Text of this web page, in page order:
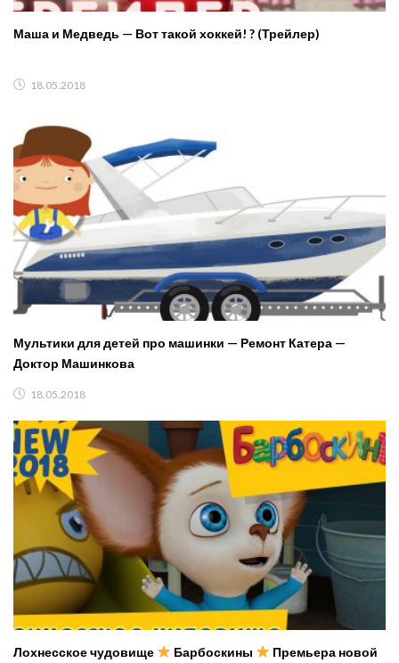
Маша и Медведь — Вот такой хоккей! ? (Трейлер)
18.05.2018
Мультики для детей про машинки — Ремонт Катера —
Доктор Машинкова
18.05.2018
Лохнесское чудовище Барбоскины
Премьера новой